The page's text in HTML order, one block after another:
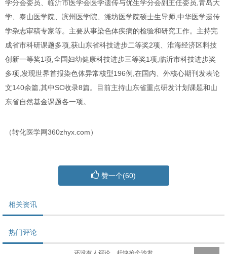
学分会委员、临沂市医学会医学遗传与优生学分会副主任委员,青岛大
学、泰山医学院、滨州医学院、潍坊医学院硕士生导师,中华医学遗传
学杂志审稿专家等。主要从事染色体疾病的检验和研究工作。主持完
成省市科研课题多项,获山东省科技进步二等奖2项、淮海经济区料技
创新一等奖1项,全国妇幼健康科技进步三等奖1项,临沂市科技进步奖
多项,发现世界首报染色体异常核型196例,在国内、外核心期刊发表论
文140余篇,其中SC收录8篇。目前主持山东省重点研发计划课题和山
东省自然基金课题各一项。
（转化医学网360zhyx.com）
赞一个(60)
相关资讯
热门评论